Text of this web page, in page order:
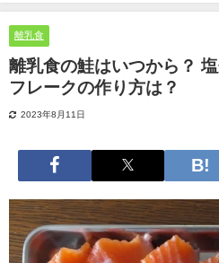
離乳食
離乳食の鮭はいつから？
フレークの作り方は？
2023年8月11日